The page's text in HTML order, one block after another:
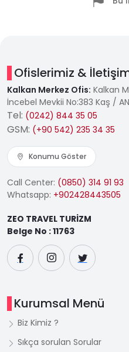
Ofislerimiz &
Kalkan Merkez Ofis: Kalkan
İncebel Mevkii No:383 Kaş /
Tel: (0242) 844 35 05
GSM: (+90 542) 235 34 35
Konumu Göster
Call Center: (0850) 314 91 93
Whatsapp: +902428443505
ZEO TRAVEL TURİZM
Belge No : 11763
Kurumsal Menü
Biz Kimiz ?
Sıkça sorulan Sorular